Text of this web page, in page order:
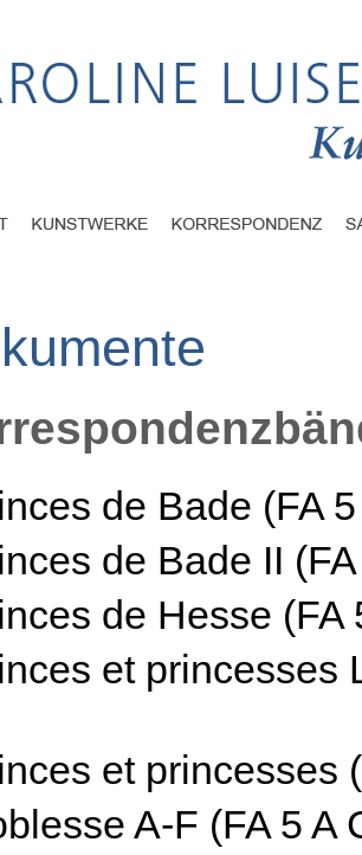
de Bade (FA
de Bade II
de Hesse (FA
et princesses
et princesses
A-F (FA 5 A